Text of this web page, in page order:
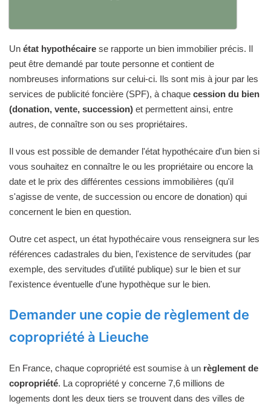
Un état hypothécaire se rapporte un bien immobilier précis. Il
peut être demandé par toute personne et contient de
nombreuses informations sur celui-ci. Ils sont mis à jour par les
services de publicité foncière (SPF), à chaque cession du bien
(donation, vente, succession) et permettent ainsi, entre
autres, de connaître son ou ses propriétaires.
Il vous est possible de demander l'état hypothécaire d'un bien si
vous souhaitez en connaître le ou les propriétaire ou encore la
date et le prix des différentes cessions immobilières (qu'il
s'agisse de vente, de succession ou encore de donation) qui
concernent le bien en question.
Outre cet aspect, un état hypothécaire vous renseignera sur les
références cadastrales du bien, l'existence de servitudes (par
exemple, des servitudes d'utilité publique) sur le bien et sur
l'existence éventuelle d'une hypothèque sur le bien.
Demander une copie de règlement de
copropriété à Lieuche
En France, chaque copropriété est soumise à un règlement de
copropriété. La copropriété y concerne 7,6 millions de
logements dont les deux tiers se trouvent dans des villes de